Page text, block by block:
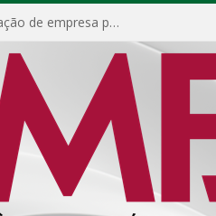
DISPENSA DE LICITAÇÃO Nº 003/2026 ( Contratação de empresa para fornecimento de gêneros alimentícios não perecíveis, materiais de expediente, descartáveis, copa e cozinha, para análise e posterior publicação.)